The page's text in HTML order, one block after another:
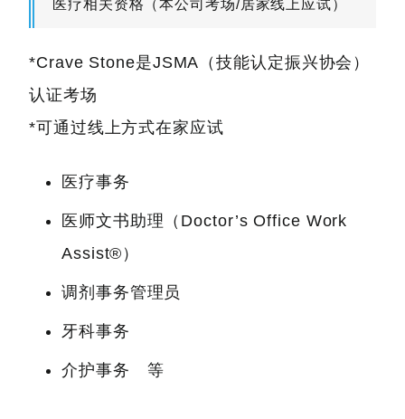
医疗相关资格（本公司考场/居家线上应试）
*Crave Stone是JSMA（技能认定振兴协会）
认证考场
*可通过线上方式在家应试
医疗事务
医师文书助理（Doctor’s Office Work
Assist®）
调剂事务管理员
牙科事务
介护事务 等